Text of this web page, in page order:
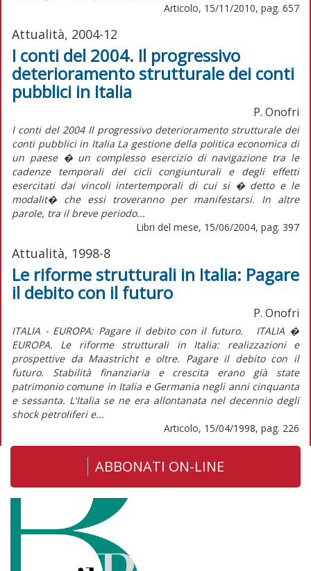
Articolo, 15/11/2010, pag. 657
Attualità, 2004-12
I conti del 2004. Il progressivo
deterioramento strutturale dei conti
pubblici in Italia
P. Onofri
I conti del 2004 Il progressivo deterioramento strutturale dei
conti pubblici in Italia La gestione della politica economica di
un paese � un complesso esercizio di navigazione tra le
cadenze temporali dei cicli congiunturali e degli effetti
esercitati dai vincoli intertemporali di cui si � detto e le
modalit� che essi troveranno per manifestarsi. In altre
parole, tra il breve periodo...
Libri del mese, 15/06/2004, pag. 397
Attualità, 1998-8
Le riforme strutturali in Italia: Pagare
il debito con il futuro
P. Onofri
ITALIA - EUROPA: Pagare il debito con il futuro. ITALIA �
EUROPA. Le riforme strutturali in Italia: realizzazioni e
prospettive da Maastricht e oltre. Pagare il debito con il
futuro. Stabilità finanziaria e crescita erano già state
patrimonio comune in Italia e Germania negli anni cinquanta
e sessanta. L'Italia se ne era allontanata nel decennio degli
shock petroliferi e...
Articolo, 15/04/1998, pag. 226
ABBONATI ON-LINE